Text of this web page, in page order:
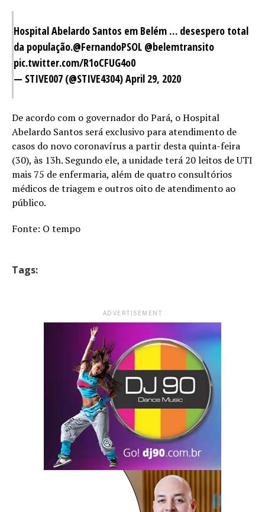
Hospital Abelardo Santos em Belém … desespero total
da população.@FernandoPSOL @belemtransito
pic.twitter.com/R1oCFUG4o0
— STIVE007 (@STIVE4304)April 29, 2020
De acordo com o governador do Pará, o Hospital
Abelardo Santos será exclusivo para atendimento de
casos do novo coronavírus a partir desta quinta-feira
(30), às 13h. Segundo ele, a unidade terá 20 leitos de UTI
mais 75 de enfermaria, além de quatro consultórios
médicos de triagem e outros oito de atendimento ao
público.
Fonte: O tempo
Tags:
ADVERTISEMENT